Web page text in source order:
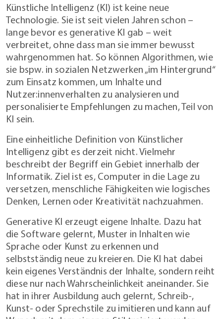
Künstliche Intelligenz (KI) ist keine neue
Technologie. Sie ist seit vielen Jahren schon –
lange bevor es generative KI gab – weit
verbreitet, ohne dass man sie immer bewusst
wahrgenommen hat. So können Algorithmen, wie
sie bspw. in sozialen Netzwerken „im Hintergrund“
zum Einsatz kommen, um Inhalte und
Nutzer:innenverhalten zu analysieren und
personalisierte Empfehlungen zu machen, Teil von
KI sein.
Eine einheitliche Definition von Künstlicher
Intelligenz gibt es derzeit nicht. Vielmehr
beschreibt der Begriff ein Gebiet innerhalb der
Informatik. Ziel ist es, Computer in die Lage zu
versetzen, menschliche Fähigkeiten wie logisches
Denken, Lernen oder Kreativität nachzuahmen.
Generative KI erzeugt eigene Inhalte. Dazu hat
die Software gelernt, Muster in Inhalten wie
Sprache oder Kunst zu erkennen und
selbstständig neue zu kreieren. Die KI hat dabei
kein eigenes Verständnis der Inhalte, sondern reiht
diese nur nach Wahrscheinlichkeit aneinander. Sie
hat in ihrer Ausbildung auch gelernt, Schreib-,
Kunst- oder Sprechstile zu imitieren und kann auf